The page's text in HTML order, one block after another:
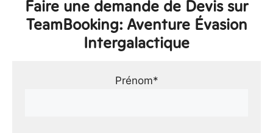
Faire une demande de Devis sur
TeamBooking: Aventure Évasion
Intergalactique
Prénom*